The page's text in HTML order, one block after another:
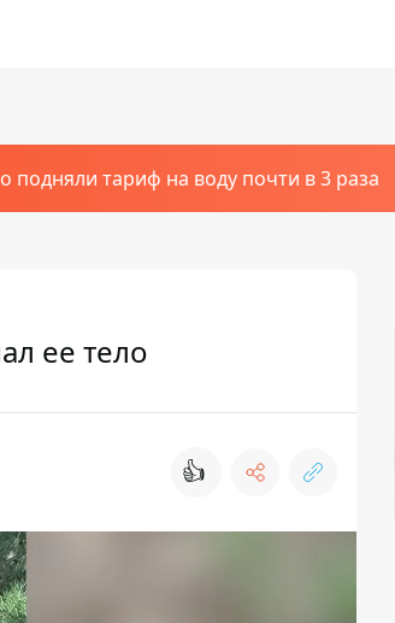
тариф на воду почти в 3 раза
ее тело
👍